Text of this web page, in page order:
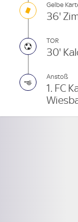
Gelbe
36'
TOR
30'
Anstoß
1. FC